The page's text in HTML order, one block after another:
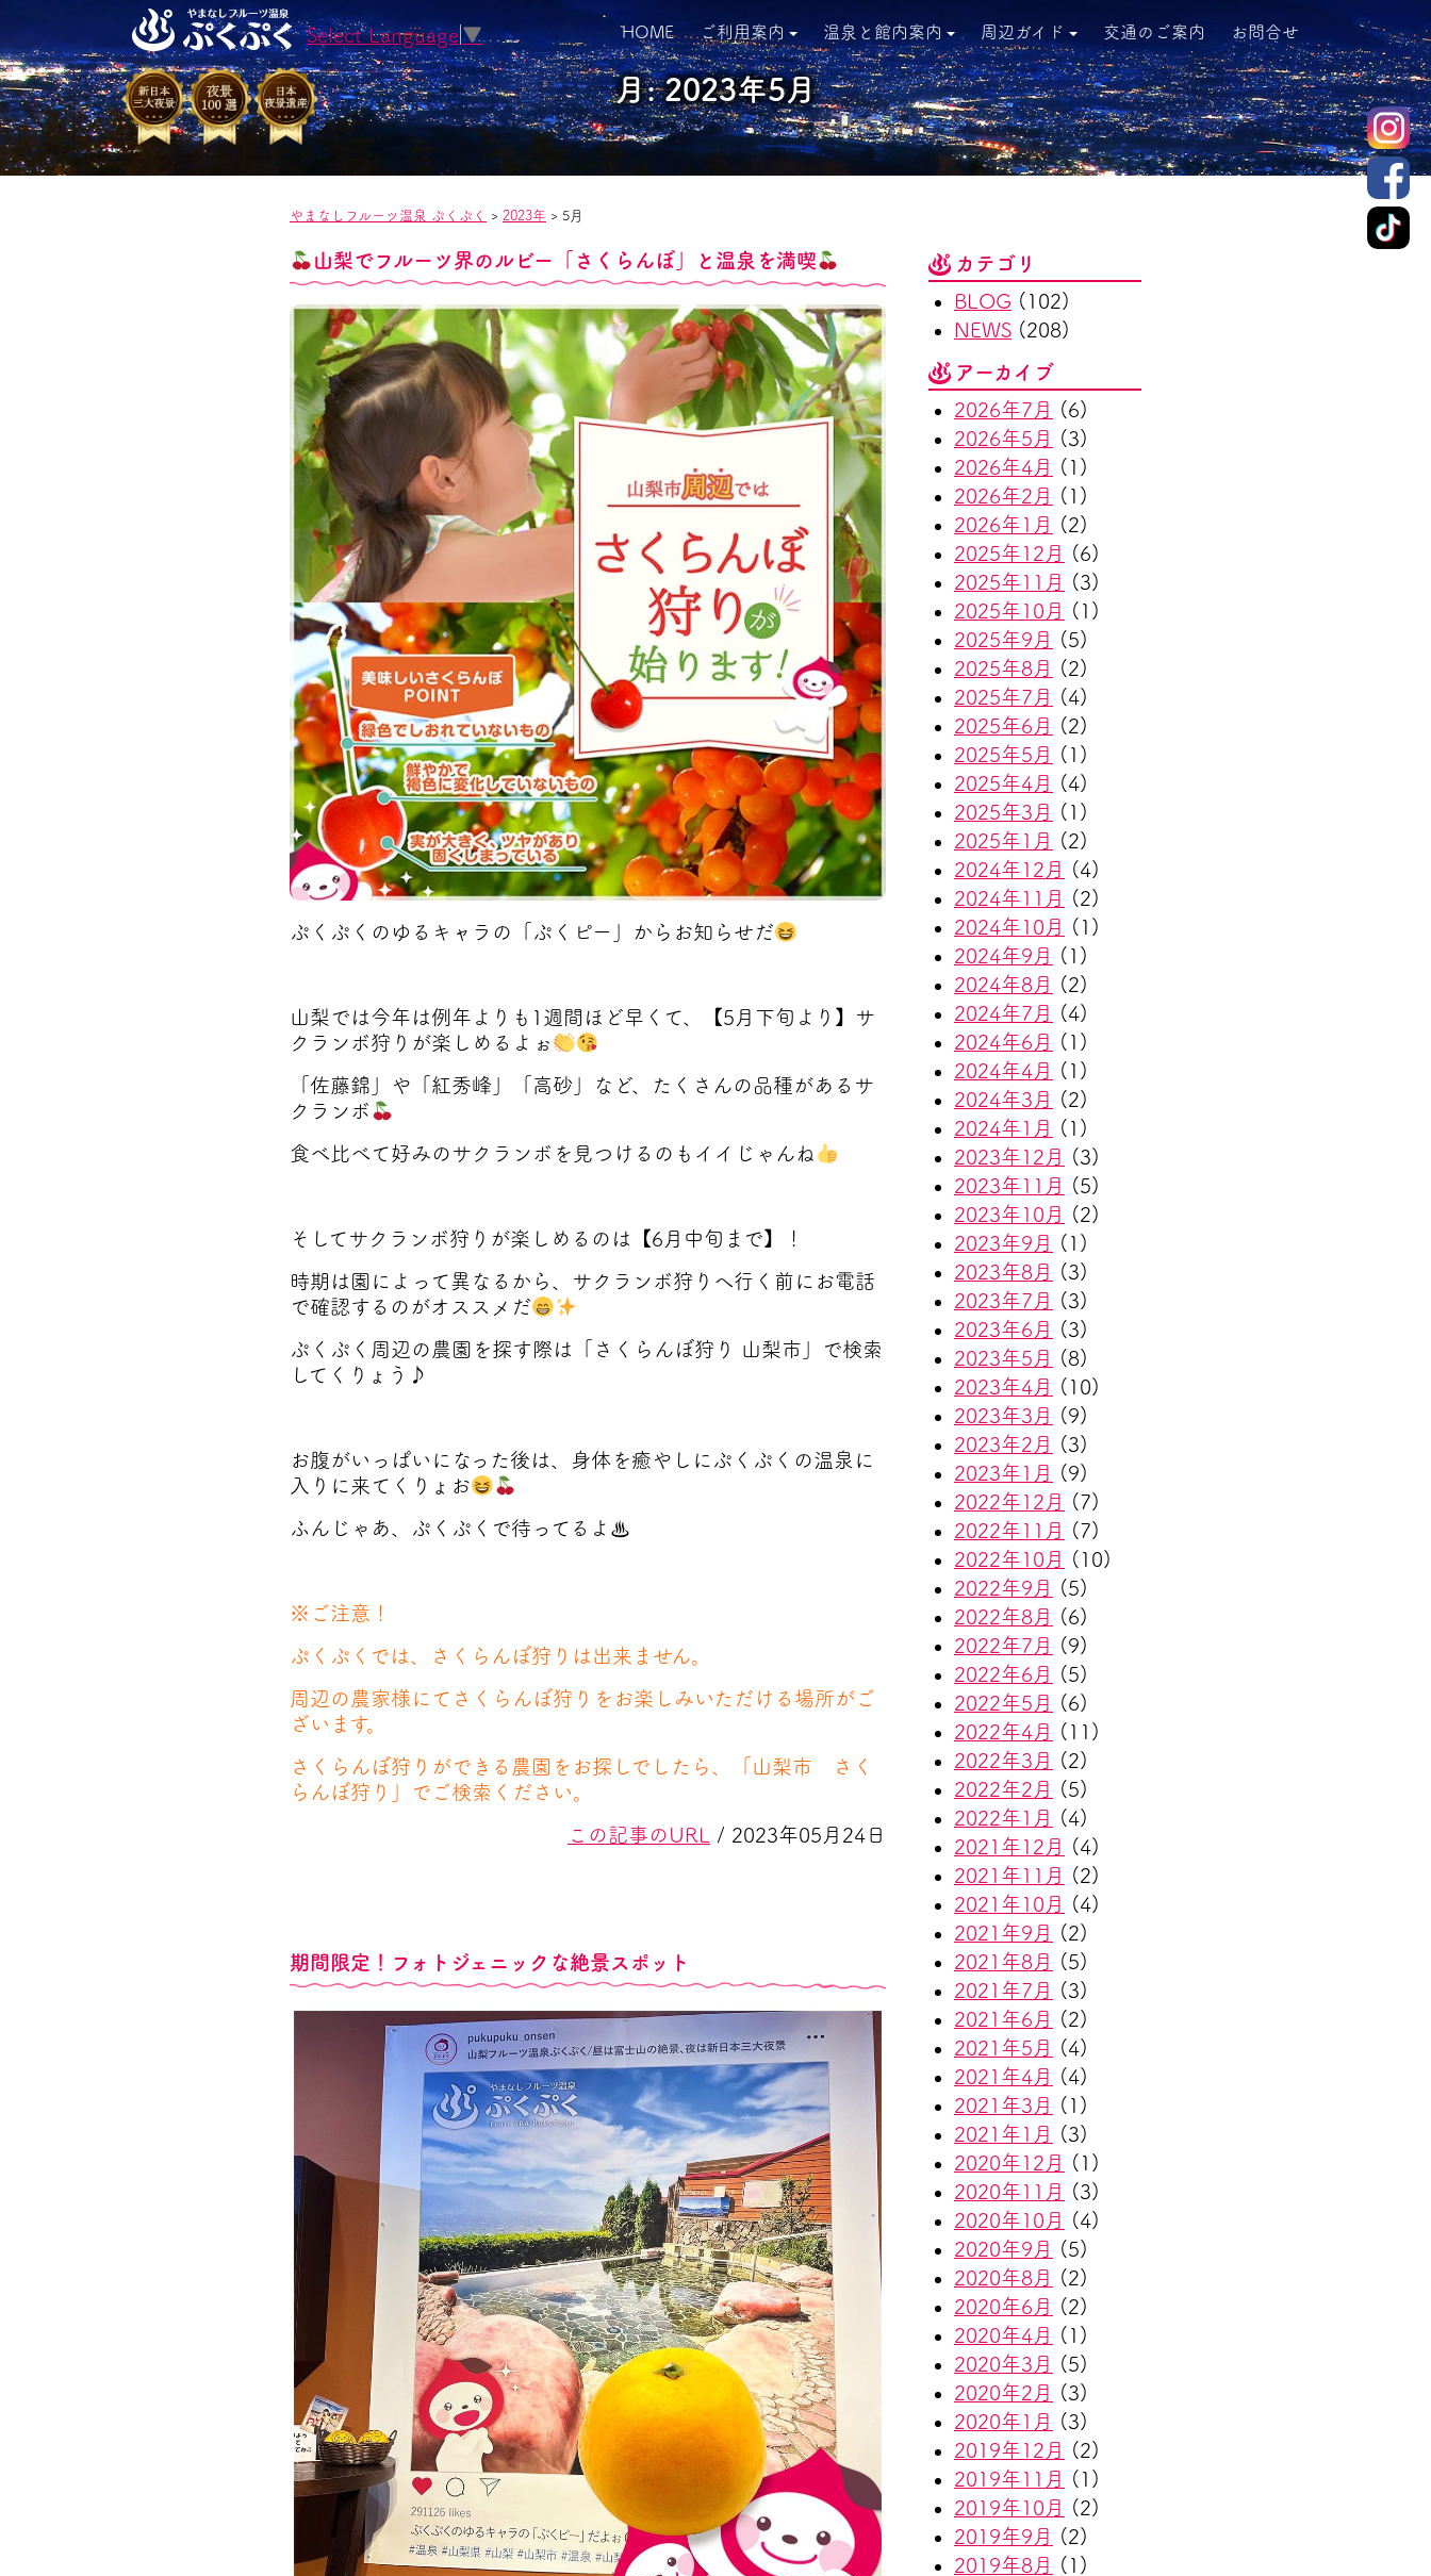
HOME ご利用案内 温泉と館内案内 周辺ガイド 交通のご案内 お問合せ
Select Language ▼
月:2023年5月
やまなしフルーツ温泉 ぷくぷく > 2023年 > 5月
山梨でフルーツ界のルビー「さくらんぼ」と温泉を満喫
ぷくぷくのゆるキャラの「ぷくピー」からお知らせだ
山梨では今年は例年よりも1週間ほど早くて、【5月下旬より】サ
クランボ狩りが楽しめるよぉ
「佐藤錦」や「紅秀峰」「高砂」など、たくさんの品種があるサ
クランボ
食べ比べて好みのサクランボを見つけるのもイイじゃんね
そしてサクランボ狩りが楽しめるのは【6月中旬まで】！
時期は園によって異なるから、サクランボ狩りへ行く前にお電話
で確認するのがオススメだ
ぷくぷく周辺の農園を探す際は「さくらんぼ狩り 山梨市」で検索
してくりょう♪
お腹がいっぱいになった後は、身体を癒やしにぷくぷくの温泉に
入りに来てくりょお
ふんじゃあ、ぷくぷくで待ってるよ♨
※ご注意！
ぷくぷくでは、さくらんぼ狩りは出来ません。
周辺の農家様にてさくらんぼ狩りをお楽しみいただける場所がご
ざいます。
さくらんぼ狩りができる農園をお探しでしたら、「山梨市 さく
らんぼ狩り」でご検索ください。
この記事のURL / 2023年05月24日
期間限定！フォトジェニックな絶景スポット
カテゴリ
BLOG (102)
NEWS (208)
アーカイブ
2026年7月
(6)
2026年5月
(3)
2026年4月
(1)
2026年2月
(1)
2026年1月
(2)
2025年12月
(6)
2025年11月
(3)
2025年10月
(1)
2025年9月
(5)
2025年8月
(2)
2025年7月
(4)
2025年6月
(2)
2025年5月
(1)
2025年4月
(4)
2025年3月
(1)
2025年1月
(2)
2024年12月
(4)
2024年11月
(2)
2024年10月
(1)
2024年9月
(1)
2024年8月
(2)
2024年7月
(4)
2024年6月
(1)
2024年4月
(1)
2024年3月
(2)
2024年1月
(1)
2023年12月
(3)
2023年11月
(5)
2023年10月
(2)
2023年9月
(1)
2023年8月
(3)
2023年7月
(3)
2023年6月
(3)
2023年5月
(8)
2023年4月
(10)
2023年3月
(9)
2023年2月
(3)
2023年1月
(9)
2022年12月
(7)
2022年11月
(7)
2022年10月
(10)
2022年9月
(5)
2022年8月
(6)
2022年7月
(9)
2022年6月
(5)
2022年5月
(6)
2022年4月
(11)
2022年3月
(2)
2022年2月
(5)
2022年1月
(4)
2021年12月
(4)
2021年11月
(2)
2021年10月
(4)
2021年9月
(2)
2021年8月
(5)
2021年7月
(3)
2021年6月
(2)
2021年5月
(4)
2021年4月
(4)
2021年3月
(1)
2021年1月
(3)
2020年12月
(1)
2020年11月
(3)
2020年10月
(4)
2020年9月
(5)
2020年8月
(2)
2020年6月
(2)
2020年4月
(1)
2020年3月
(5)
2020年2月
(3)
2020年1月
(3)
2019年12月
(2)
2019年11月
(1)
2019年10月
(2)
2019年9月
(2)
2019年8月
(1)